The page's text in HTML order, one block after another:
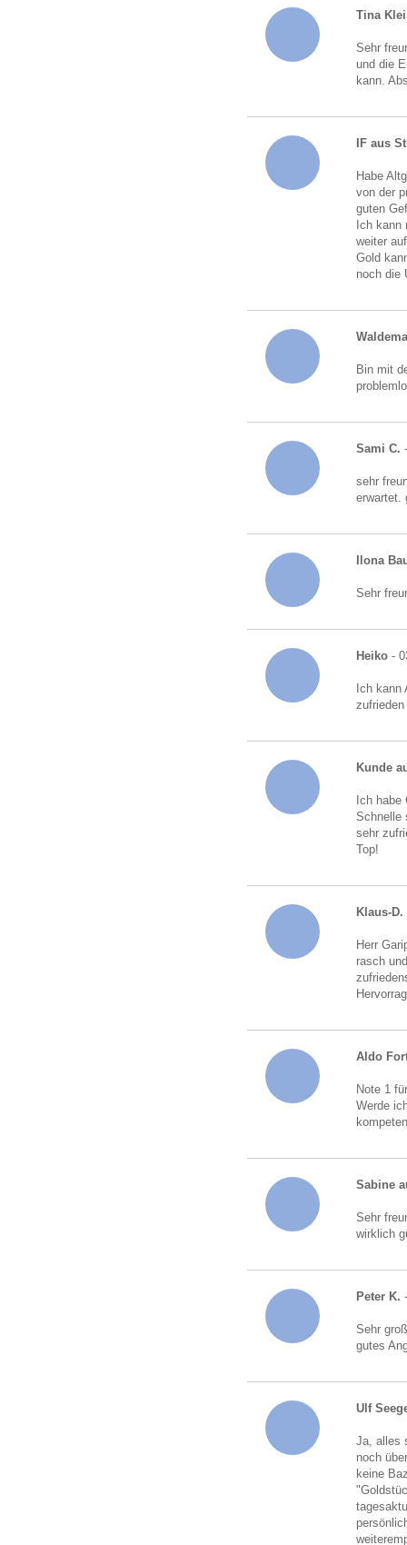
Tina
Sehr
und die
kann.
IF aus
Habe
von der
guten
Ich kann
weiter
Gold
noch die
Bin mit
Sami C.
sehr
erwartet.
Ilona
Sehr
Heiko -
Ich
Kunde
Ich
Schnelle
sehr
Top!
Klaus-D.
Herr
rasch
Aldo
Note 1
Werde
Sabine
Sehr
wirklich
Peter K.
Sehr
gutes
Ulf
Ja, alles
noch
keine